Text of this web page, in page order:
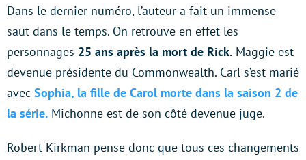
Dans le dernier numéro, l’auteur a fait un immense
saut dans le temps. On retrouve en effet les
personnages 25 ans après la mort de Rick. Maggie est
devenue présidente du Commonwealth. Carl s’est marié
avec Sophia, la fille de Carol morte dans la saison 2 de
la série. Michonne est de son côté devenue juge.
Robert Kirkman pense donc que tous ces changements